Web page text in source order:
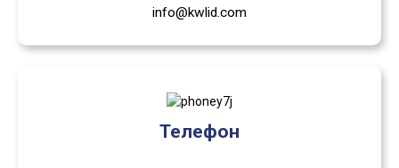
info@kwlid.com
Телефон